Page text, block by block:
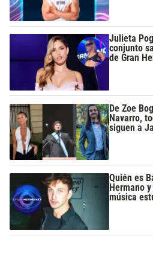
Julieta
conjunto
de Gran
De Zoe
Navarro,
siguen a
Quién es
Hermano
música